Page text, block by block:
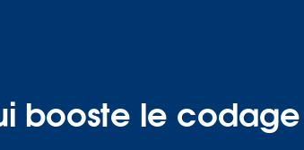
booste le codage